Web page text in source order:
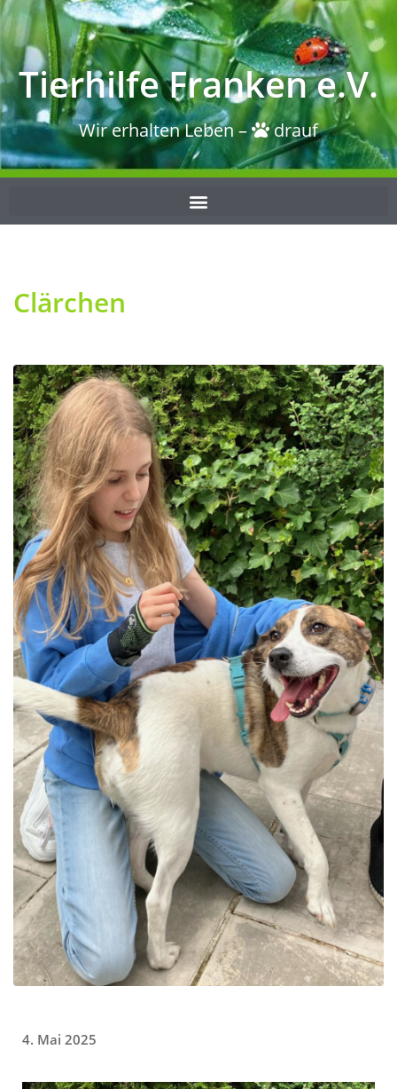
Tierhilfe Franken e.V.
Wir erhalten Leben – drauf
Clärchen
4. Mai 2025